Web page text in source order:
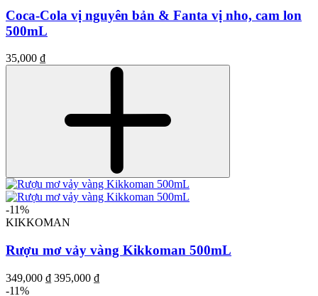
Coca-Cola vị nguyên bản & Fanta vị nho, cam lon
500mL
35,000 ₫
-11%
KIKKOMAN
Rượu mơ vảy vàng Kikkoman 500mL
349,000 ₫ 395,000 ₫
-11%